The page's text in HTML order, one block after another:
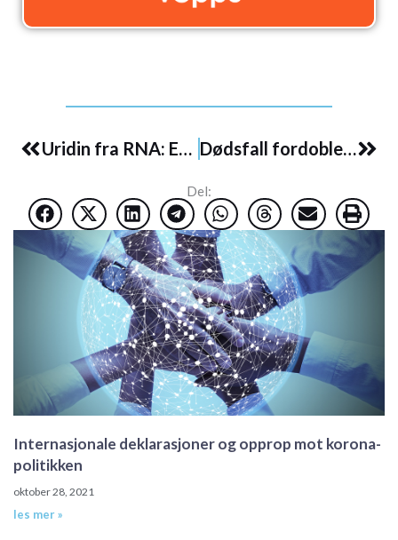
Uridin fra RNA: En nyoppdaget potent energikilde for aggressiv kreftutvikling Dødsfall fordoblet blant unge i 3 av 11 påfølgende uker etter mRNA-vaksinering
Del:
Internasjonale deklarasjoner og opprop mot korona-
politikken
oktober 28, 2021
les mer »